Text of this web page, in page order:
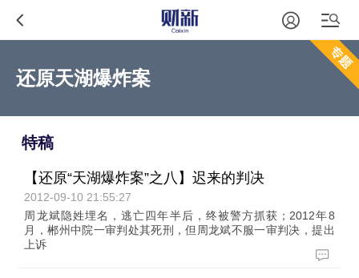
还原天湖爆炸案
特稿
【还原“天湖爆炸案”之八】迟来的判决
2012-09-10 21:55:27
周龙斌隐姓埋名，逃亡四年半后，终被警方抓获；2012年8
月，郴州中院一审判处其死刑，但周龙斌不服一审判决，提出
上诉